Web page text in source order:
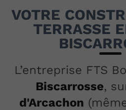
VOTRE
TERRASSE
L’entreprise FTS
Biscarrosse,
d'Arcachon